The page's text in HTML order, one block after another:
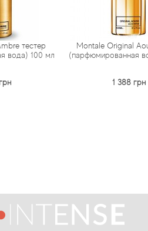
Montale Original Aoud тестер
(парфюмированная вода) 100 мл